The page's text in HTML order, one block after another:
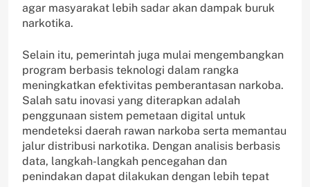
agar masyarakat lebih sadar akan dampak buruk
narkotika.
Selain itu, pemerintah juga mulai mengembangkan
program berbasis teknologi dalam rangka
meningkatkan efektivitas pemberantasan narkoba.
Salah satu inovasi yang diterapkan adalah
penggunaan sistem pemetaan digital untuk
mendeteksi daerah rawan narkoba serta memantau
jalur distribusi narkotika. Dengan analisis berbasis
data, langkah-langkah pencegahan dan
penindakan dapat dilakukan dengan lebih tepat